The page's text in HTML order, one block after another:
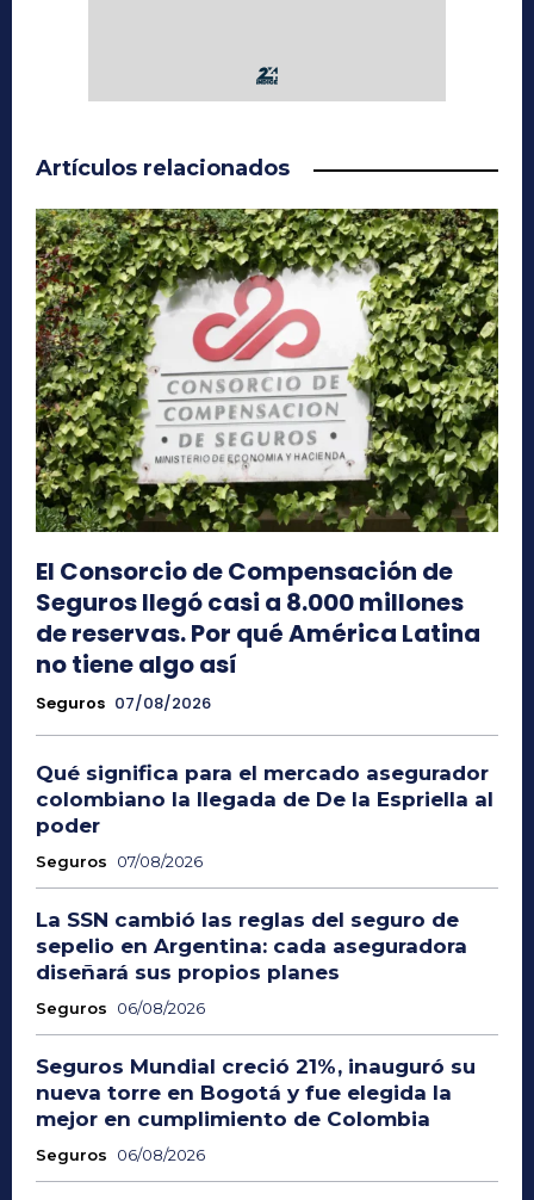
Artículos relacionados
El Consorcio de Compensación de
Seguros llegó casi a 8.000 millones
de reservas. Por qué América Latina
no tiene algo así
Seguros 07/08/2026
Qué significa para el mercado asegurador
colombiano la llegada de De la Espriella al
poder
Seguros 07/08/2026
La SSN cambió las reglas del seguro de
sepelio en Argentina: cada aseguradora
diseñará sus propios planes
Seguros 06/08/2026
Seguros Mundial creció 21%, inauguró su
nueva torre en Bogotá y fue elegida la
mejor en cumplimiento de Colombia
Seguros 06/08/2026